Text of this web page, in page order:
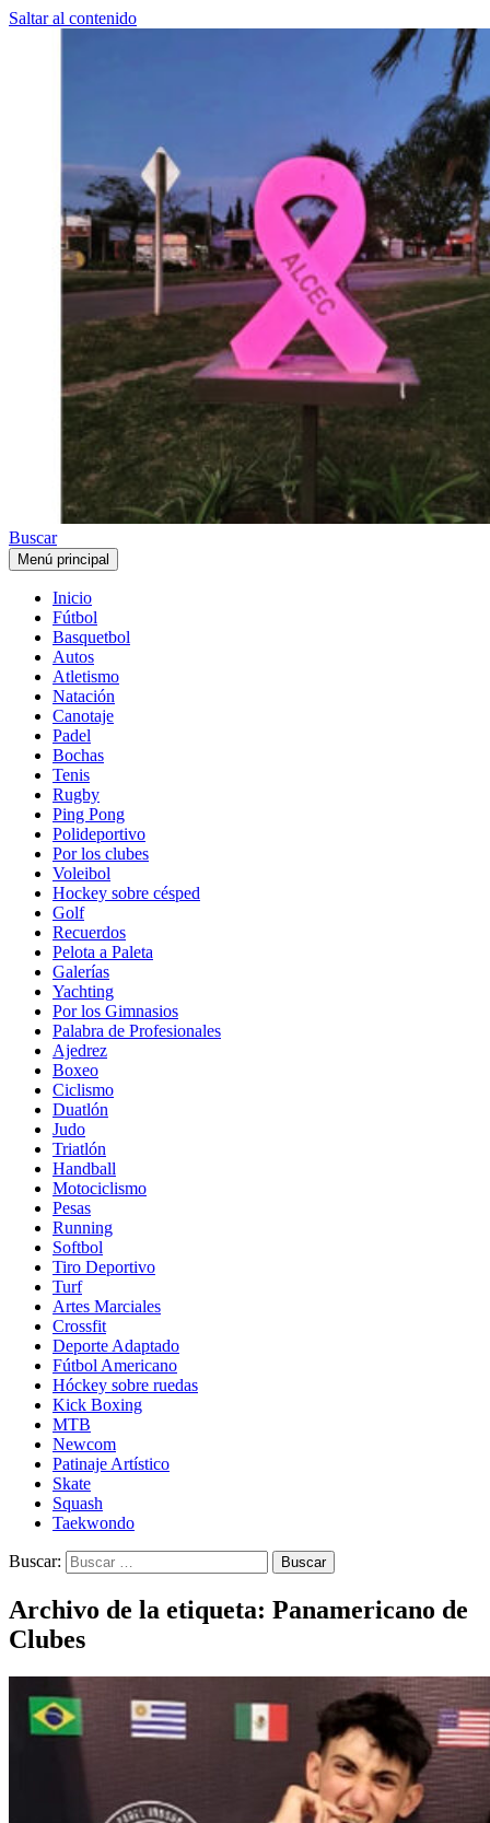
Saltar al contenido
Buscar
Menú principal
Inicio
Fútbol
Basquetbol
Autos
Atletismo
Natación
Canotaje
Padel
Bochas
Tenis
Rugby
Ping Pong
Polideportivo
Por los clubes
Voleibol
Hockey sobre césped
Golf
Recuerdos
Pelota a Paleta
Galerías
Yachting
Por los Gimnasios
Palabra de Profesionales
Ajedrez
Boxeo
Ciclismo
Duatlón
Judo
Triatlón
Handball
Motociclismo
Pesas
Running
Softbol
Tiro Deportivo
Turf
Artes Marciales
Crossfit
Deporte Adaptado
Fútbol Americano
Hóckey sobre ruedas
Kick Boxing
MTB
Newcom
Patinaje Artístico
Skate
Squash
Taekwondo
Buscar:
Archivo de la etiqueta: Panamericano de
Clubes